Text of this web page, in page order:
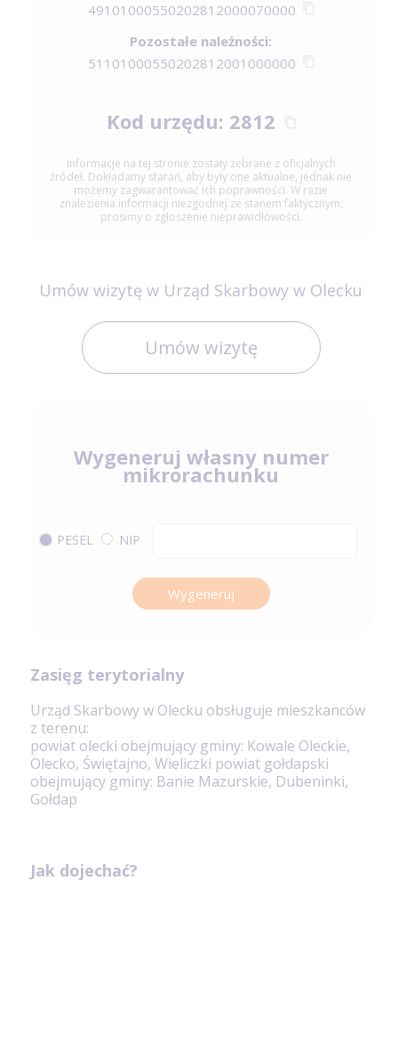
49101000550202812000070000
Pozostałe należności:
51101000550202812001000000
Kod urzędu: 2812
Informacje na tej stronie zostały zebrane z oficjalnych
źródeł. Dokładamy starań, aby były one aktualne, jednak nie
możemy zagwarantować ich poprawności. W razie
znalezienia informacji niezgodnej ze stanem faktycznym,
prosimy o zgłoszenie nieprawidłowości.
Umów wizytę w Urząd Skarbowy w Olecku
Umów wizytę
Wygeneruj własny numer
mikrorachunku
PESEL NIP
Wygeneruj
Zasięg terytorialny
Urząd Skarbowy w Olecku obsługuje mieszkanców
z terenu:
powiat olecki obejmujący gminy: Kowale Oleckie,
Olecko, Świętajno, Wieliczki powiat gołdapski
obejmujący gminy: Banie Mazurskie, Dubeninki,
Gołdap
Jak dojechać?